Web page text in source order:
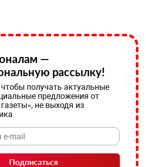
—
рассылку!
получать актуальные
предложения от
не выходя из
Подписаться